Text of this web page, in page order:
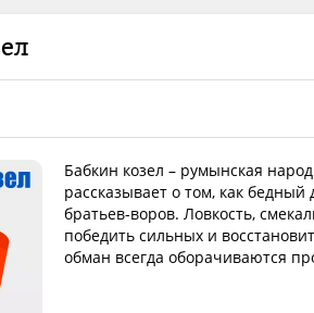
Бабкин козел – румынская
рассказывает о том, как
братьев-воров. Ловкость,
победить сильных и
обман всегда оборачиваются